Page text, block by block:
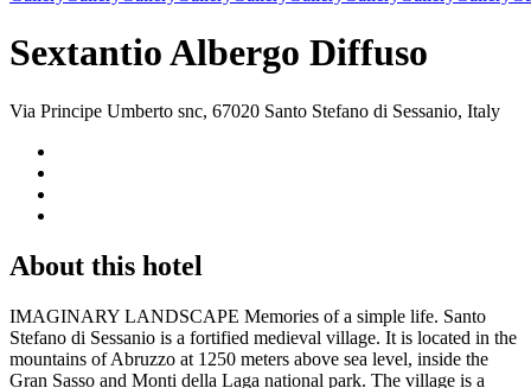
Sextantio Albergo Diffuso
Via Principe Umberto snc, 67020 Santo Stefano di Sessanio, Italy
About this hotel
IMAGINARY LANDSCAPE Memories of a simple life. Santo
Stefano di Sessanio is a fortified medieval village. It is located in the
mountains of Abruzzo at 1250 meters above sea level, inside the
Gran Sasso and Monti della Laga national park. The village is a